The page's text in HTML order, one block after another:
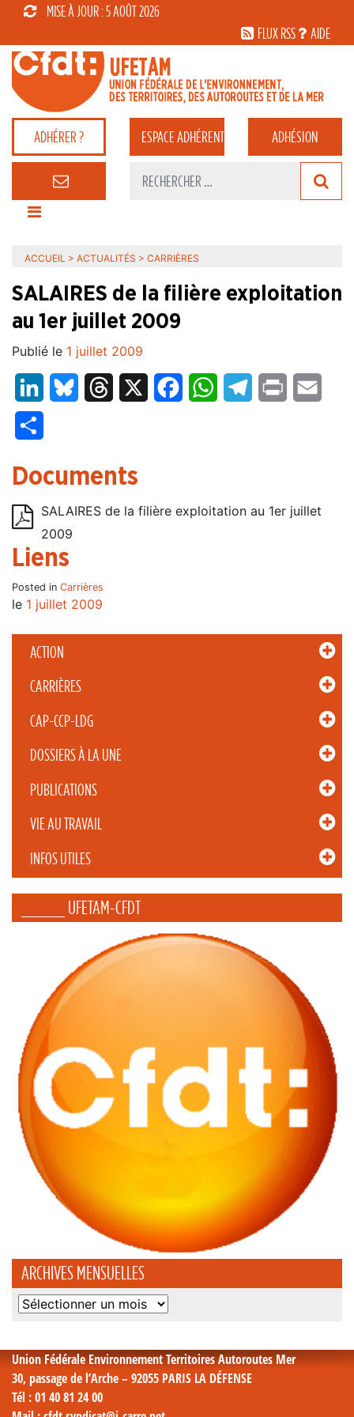
MISE À JOUR : 5 AOÛT 2026
FLUX RSS
AIDE
ADHÉRER ? ESPACEADHÉRENT ADHÉSION
ACTION
CARRIÈRES
CAP-CCP-LDG
DOSSIERS À LA UNE
PUBLICATIONS
VIE AU TRAVAIL
INFOS UTILES
_____ UFETAM-CFDT
ARCHIVES MENSUELLES
Archives
ACCUEIL > ACTUALITÉS > CARRIÈRES
SALAIRES de la filière exploitation
au 1er juillet 2009
Publié le 1 juillet 2009
LinkedInBluesky Threads FacebookWhatsAppTelegram
Print
Documents
SALAIRES de la filière exploitation au 1er juillet
2009
Liens
Posted in Carrières
le 1 juillet 2009
Union Fédérale Environnement Territoires Autoroutes Mer
30, passage de l’Arche – 92055 PARIS LA DÉFENSE
Tél : 01 40 81 24 00